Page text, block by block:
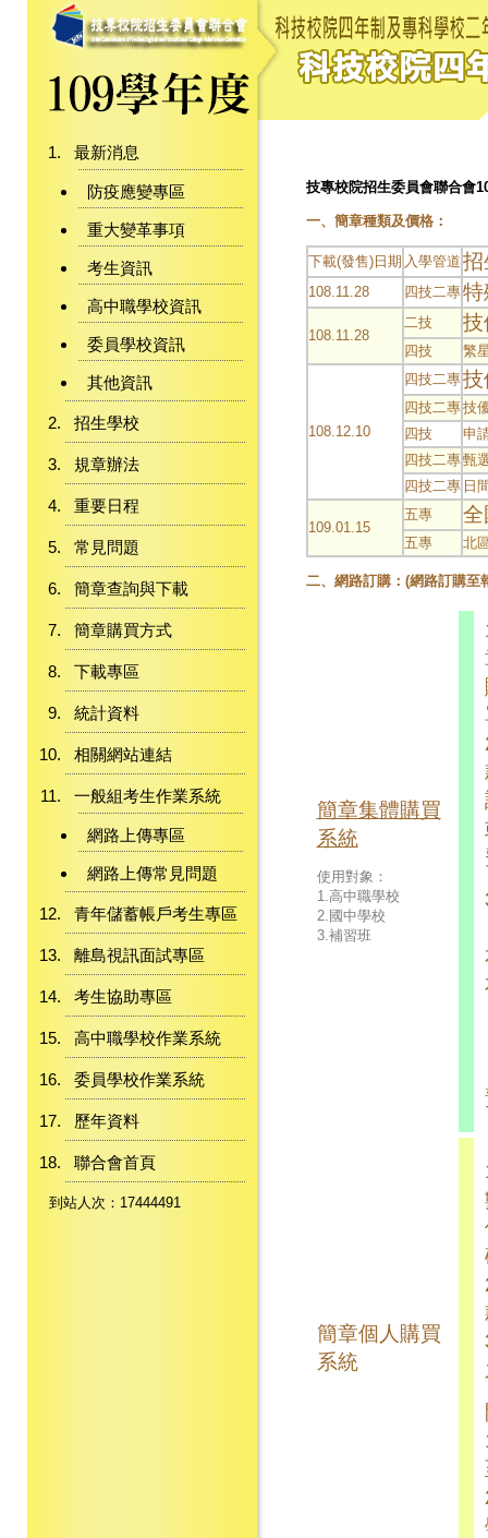
最新消息
防疫應變專區
重大變革事項
考生資訊
高中職學校資訊
委員學校資訊
其他資訊
招生學校
規章辦法
重要日程
常見問題
簡章查詢與下載
簡章購買方式
下載專區
統計資料
相關網站連結
一般組考生作業系統
網路上傳專區
網路上傳常見問題
青年儲蓄帳戶考生專區
離島視訊面試專區
考生協助專區
高中職學校作業系統
委員學校作業系統
歷年資料
聯合會首頁
到站人次：17444491
技專校院招生委員會聯合會
一、簡章種類及價格：
下載(發售)日期 入學管道 招
108.11.28 四技二專特
108.11.28
二技 技
四技 繁
108.12.10
四技二專技
四技二專技
四技
申
四技二專甄
四技二專 日
109.01.15
五專 全
五專 北
二、網路訂購：(網路訂購至
簡章集體購買
系統
使用對象：
1.高中職學校
2.國中學校
3.補習班
簡章個人購買
系統